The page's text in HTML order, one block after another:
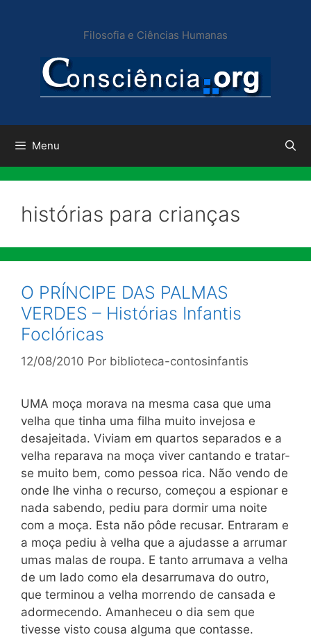
conteúdo
Filosofia e Ciências Humanas
Menu
histórias para crianças
O PRÍNCIPE DAS PALMAS
VERDES – Histórias Infantis
Foclóricas
12/08/2010 Por biblioteca-contosinfantis
UMA moça morava na mesma casa que uma
velha que tinha uma filha muito invejosa e
desajeitada. Viviam em quartos separados e a
velha reparava na moça viver cantando e tratar-
se muito bem, como pessoa rica. Não vendo de
onde lhe vinha o recurso, começou a espionar e
nada sabendo, pediu para dormir uma noite
com a moça. Esta não pôde recusar. Entraram e
a moça pediu à velha que a ajudasse a arrumar
umas malas de roupa. E tanto arrumava a velha
de um lado como ela desarrumava do outro,
que terminou a velha morrendo de cansada e
adormecendo. Amanheceu o dia sem que
tivesse visto cousa alguma que contasse.